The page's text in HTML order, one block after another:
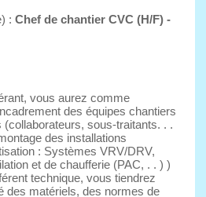
: Chef de chantier CVC (H/F) -
vous aurez comme
des équipes chantiers
sous-traitants. . .
des installations
: Systèmes VRV/DRV,
et de chaufferie (PAC, . . ) )
technique, vous tiendrez
des matériels, des normes de